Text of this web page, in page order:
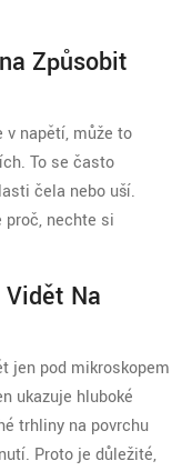
Způsobit
v napětí, může to
To se často
čela nebo uší.
nechte si
Na
jen pod mikroskopem
ukazuje hluboké
trhliny na povrchu
Proto je důležité,